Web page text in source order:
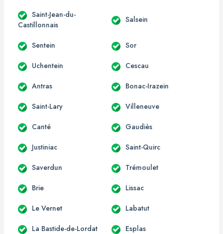
Saint-Jean-du-
Castillonnais
Salsein
Sentein Sor
Uchentein Cescau
Antras Bonac-Irazein
Saint-Lary Villeneuve
Canté Gaudiès
Justiniac Saint-Quirc
Saverdun Trémoulet
Brie Lissac
Le Vernet Labatut
La Bastide-de-Lordat Esplas